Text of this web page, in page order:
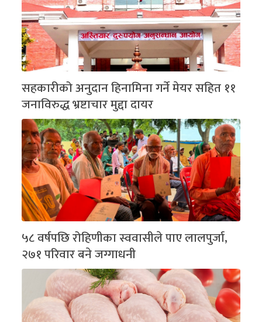
सहकारीको अनुदान हिनामिना गर्ने मेयर सहित ११
जनाविरुद्ध भ्रष्टाचार मुद्दा दायर
५८ वर्षपछि रोहिणीका स्ववासीले पाए लालपुर्जा,
२७१ परिवार बने जग्गाधनी